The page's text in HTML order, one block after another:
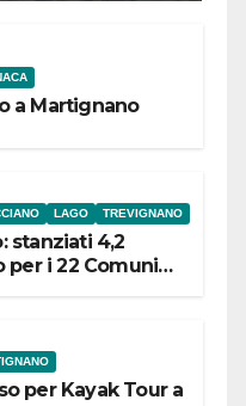
a Martignano
LAGO TREVIGNANO
stanziati 4,2
per i 22 Comuni
per Kayak Tour a